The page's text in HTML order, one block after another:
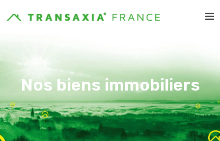
Nos biens immobiliers